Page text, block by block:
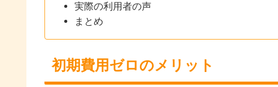
実際の利用者の声
まとめ
初期費用ゼロのメリット